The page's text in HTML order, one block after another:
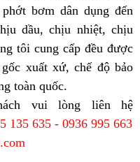
bơm dân dụng đến
dầu, chịu nhiệt, chịu
tôi cung cấp đều được
xuất xứ, chế độ bảo
toàn quốc.
vui lòng liên hệ
135 635 - 0936 995 663